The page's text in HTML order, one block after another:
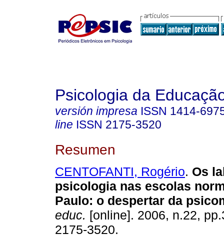
Psicologia da
versión impresa ISSN 1414-
line ISSN 2175-3520
Resumen
CENTOFANTI, Rogério. Os
psicologia nas escolas
Paulo: o despertar da
educ. [online]. 2006, n.22,
2175-3520.